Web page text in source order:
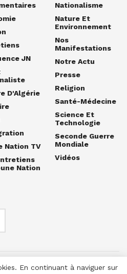
JN
D'Algérie
Nation TV
Nation
Nationalisme
Nature Et
Environnement
Nos
Manifestations
Notre Actu
Presse
Religion
Santé-Médecine
Science Et
Technologie
Seconde Guerre
Mondiale
Vidéos
En continuant à naviguer sur